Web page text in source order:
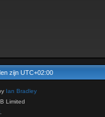
zijn UTC+02:00
Ian Bradley
Limited
.